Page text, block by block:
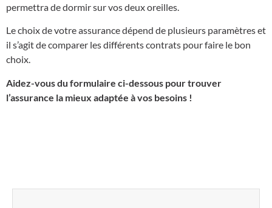
permettra de dormir sur vos deux oreilles.
Le choix de votre assurance dépend de plusieurs paramètres et
il s’agit de comparer les différents contrats pour faire le bon
choix.
Aidez-vous du formulaire ci-dessous pour trouver
l’assurance la mieux adaptée à vos besoins !